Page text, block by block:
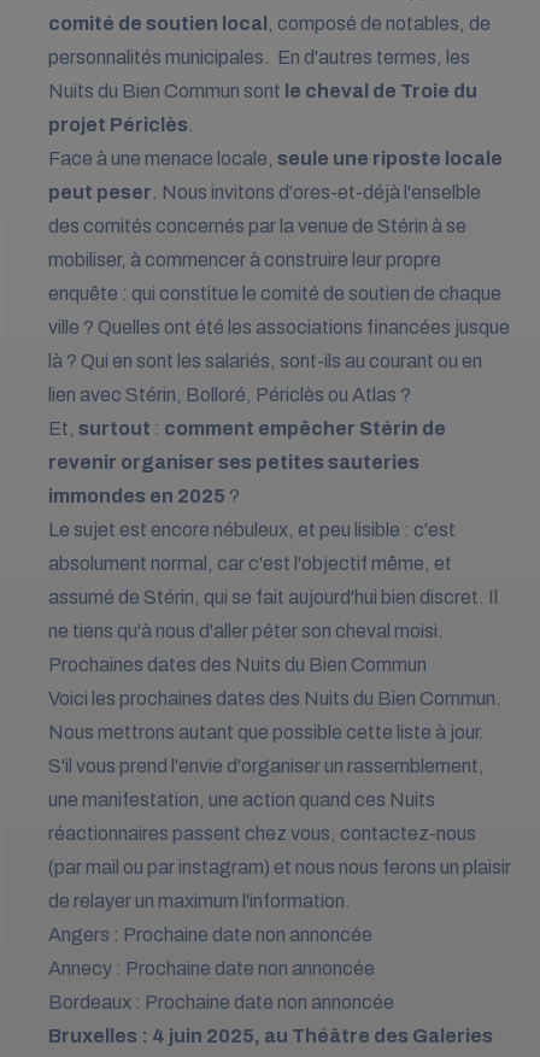
comité de soutien local
, composé de notables, de
personnalités municipales. En d'autres termes, les
Nuits du Bien Commun sont le cheval de Troie du
projet Périclès
Face à une menace locale, seule une riposte locale
peut peser . Nous invitons d'ores-et-déjà l'enselble
des comités concernés par la venue de Stérin à se
mobiliser, à commencer à construire leur propre
enquête : qui constitue le comité de soutien de chaque
ville ? Quelles ont été les associations financées jusque
là ? Qui en sont les salariés, sont-ils au courant ou en
lien avec Stérin, Bolloré, Périclès ou Atlas ?
Et, surtout : comment empêcher Stérin de
revenir organiser ses petites sauteries
immondes en 2025 ?
Le sujet est encore nébuleux, et peu lisible : c'est
absolument normal, car c'est l'objectif même, et
assumé de Stérin, qui se fait aujourd'hui bien discret. Il
ne tiens qu'à nous d'aller péter son cheval moisi.
Prochaines dates des Nuits du Bien Commun
Voici les prochaines dates des Nuits du Bien Commun.
Nous mettrons autant que possible cette liste à jour.
S'il vous prend l'envie d'organiser un rassemblement,
une manifestation, une action quand ces Nuits
réactionnaires passent chez vous, contactez-nous
(par mail ou par instagram) et nous nous ferons un plaisir
de relayer un maximum l'information.
Angers : Prochaine date non annoncée
Annecy : Prochaine date non annoncée
Bordeaux : Prochaine date non annoncée
Bruxelles : 4 juin 2025, au Théâtre des Galeries